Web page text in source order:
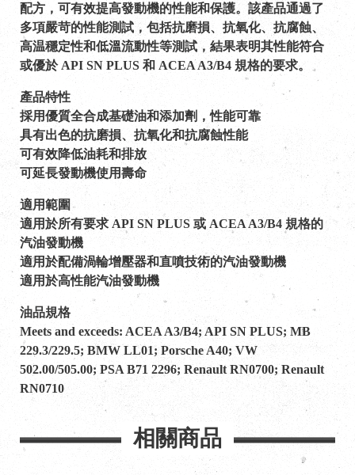
配方，可有效提高發動機的性能和保護。該產品通過了
多項嚴苛的性能測試，包括抗磨損、抗氧化、抗腐蝕、
高温穩定性和低溫流動性等測試，結果表明其性能符合
或優於 API SN PLUS 和 ACEA A3/B4 規格的要求。
產品特性
採用優質全合成基礎油和添加劑，性能可靠
具有出色的抗磨損、抗氧化和抗腐蝕性能
可有效降低油耗和排放
可延長發動機使用壽命
適用範圍
適用於所有要求 API SN PLUS 或 ACEA A3/B4 規格的
汽油發動機
適用於配備渦輪增壓器和直噴技術的汽油發動機
適用於高性能汽油發動機
油品規格
Meets and exceeds: ACEA A3/B4; API SN PLUS; MB
229.3/229.5; BMW LL01; Porsche A40; VW
502.00/505.00; PSA B71 2296; Renault RN0700; Renault
RN0710
相關商品